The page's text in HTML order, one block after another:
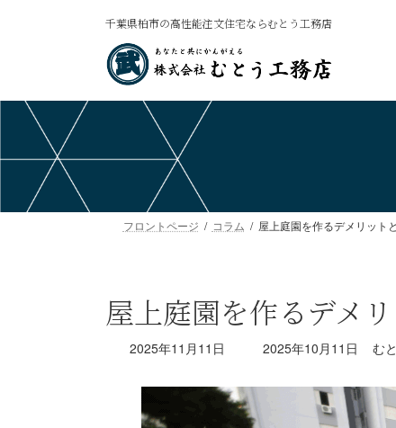
ツ
キ
シ
に
千葉県柏市の高性能注文住宅ならむとう工務店
フロントページ コラム 屋上庭園を作るデメリット
屋上庭園を作るデメ
2025年11月11日
最
更
2025年10月11日 む